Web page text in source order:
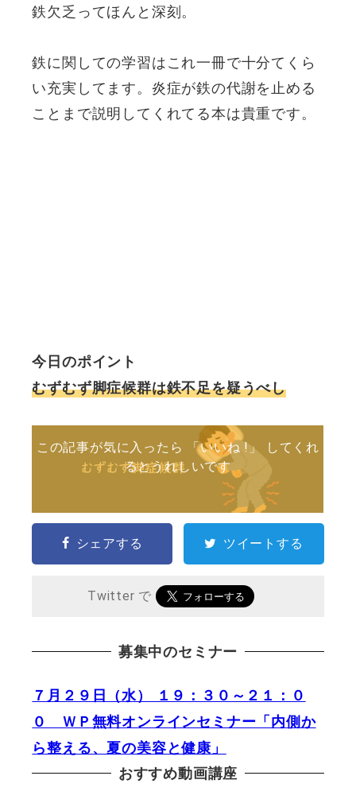
鉄欠乏ってほんと深刻。
鉄に関しての学習はこれ一冊で十分てくら
い充実してます。炎症が鉄の代謝を止める
ことまで説明してくれてる本は貴重です。
今日のポイント
むずむず脚症候群は鉄不足を疑うべし
この記事が気に入ったら 「いいね !」 してくれ
るとうれしいです
シェアする ツイートする
Twitter で
募集中のセミナー
７月２９日（水） １９：３０～２１：０
０ ＷＰ無料オンラインセミナー「内側か
ら整える、夏の美容と健康」
おすすめ動画講座